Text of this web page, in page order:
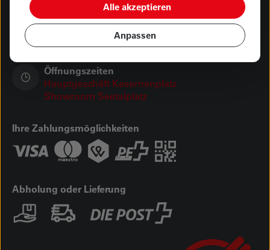
Schreiben Sie uns
info@vonmoos-luzern.ch
Öffnungszeiten
Hauptgeschäft Kasernenplatz
Showroom Seetalplatz
Ihre Zahlungsmöglichkeiten
Abholung oder Lieferung
Anpassen
Alle akzeptieren